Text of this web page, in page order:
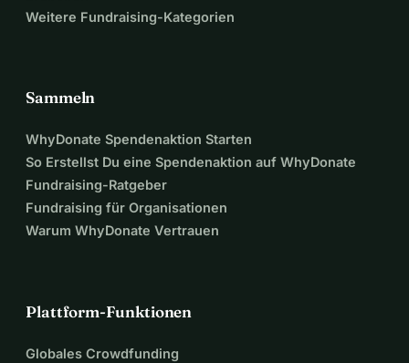
Klasse 2D von Terra Nova
Weitere Fundraising-Kategorien
Sammeln
WhyDonate Spendenaktion Starten
So Erstellst Du eine Spendenaktion auf WhyDonate
Fundraising-Ratgeber
Fundraising für Organisationen
Warum WhyDonate Vertrauen
Plattform-Funktionen
Globales Crowdfunding